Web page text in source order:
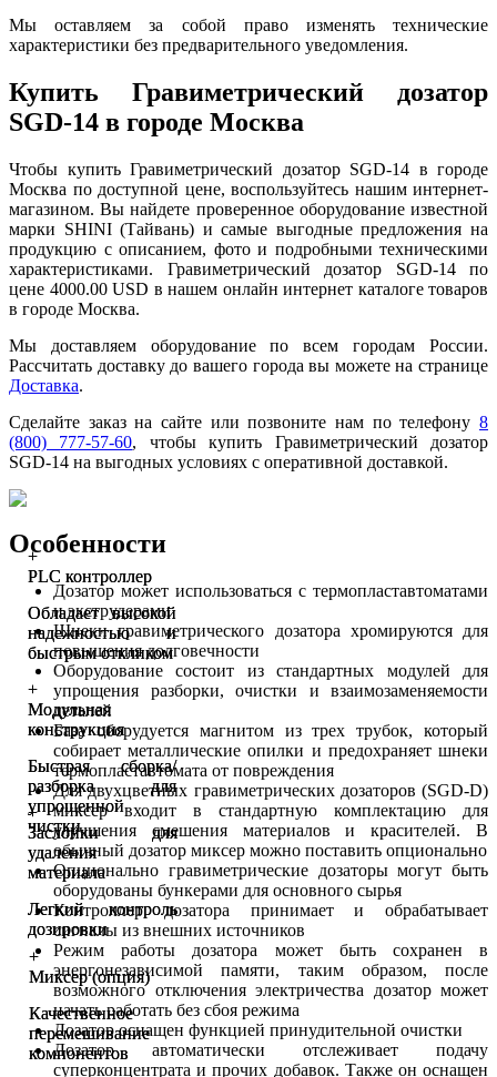
Мы оставляем за собой право изменять технические
характеристики без предварительного уведомления.
Купить Гравиметрический дозатор
SGD-14 в городе Москва
Чтобы купить Гравиметрический дозатор SGD-14 в городе
Москва по доступной цене, воспользуйтесь нашим интернет-
магазином. Вы найдете проверенное оборудование известной
марки SHINI (Тайвань) и самые выгодные предложения на
продукцию с описанием, фото и подробными техническими
характеристиками. Гравиметрический дозатор SGD-14 по
цене 4000.00 USD в нашем онлайн интернет каталоге товаров
в городе Москва.
Мы доставляем оборудование по всем городам России.
Рассчитать доставку до вашего города вы можете на странице
Доставка.
Сделайте заказ на сайте или позвоните нам по телефону 8
(800) 777-57-60, чтобы купить Гравиметрический дозатор
SGD-14 на выгодных условиях с оперативной доставкой.
+
PLC контроллер
Обладает высокой
надежностью и
быстрым откликом
+
Модульная
конструкция
Быстрая сборка/
разборка для
упрощенной
чистки
+
Заслонки для
удаления
материала
Легкий контроль
дозировки
+
Миксер (опция)
Качественное
перемешивание
компонентов
+
PLC контроллер
Обладает высокой
надежностью и
быстрым откликом
+
Модульная
конструкция
Быстрая сборка/
разборка для
упрощенной
чистки
+
Заслонки для
удаления
материала
Легкий контроль
дозировки
+
Миксер (опция)
Качественное
перемешивание
компонентов
Особенности
Дозатор может использоваться с термопластавтоматами
и экструдерами
Шнеки гравиметрического дозатора хромируются для
повышения долговечности
Оборудование состоит из стандартных модулей для
упрощения разборки, очистки и взаимозаменяемости
деталей
База оборудуется магнитом из трех трубок, который
собирает металлические опилки и предохраняет шнеки
термопластавтомата от повреждения
Для двухцветных гравиметрических дозаторов (SGD-D)
миксер входит в стандартную комплектацию для
улучшения смешения материалов и красителей. В
обычный дозатор миксер можно поставить опционально
Опционально гравиметрические дозаторы могут быть
оборудованы бункерами для основного сырья
Контроллер дозатора принимает и обрабатывает
сигналы из внешних источников
Режим работы дозатора может быть сохранен в
энергонезависимой памяти, таким образом, после
возможного отключения электричества дозатор может
начать работать без сбоя режима
Дозатор оснащен функцией принудительной очистки
Дозатор автоматически отслеживает подачу
суперконцентрата и прочих добавок. Также он оснащен